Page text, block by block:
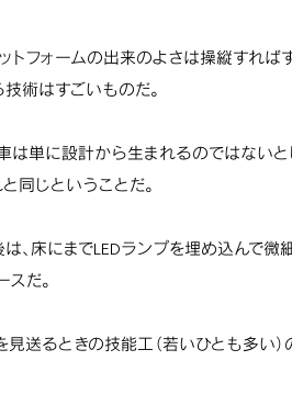
フォームの出来のよさは操縦すれば
術はすごいものだ。
は単に設計から生まれるのではない
同じということだ。
、床にまでLEDランプを埋め込んで
スだ。
送るときの技能工（若いひとも多い